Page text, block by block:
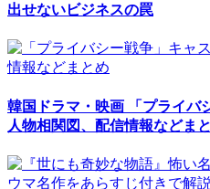
出せないビジネスの罠
韓国ドラマ・映画 「プライバ
人物相関図、配信情報などま